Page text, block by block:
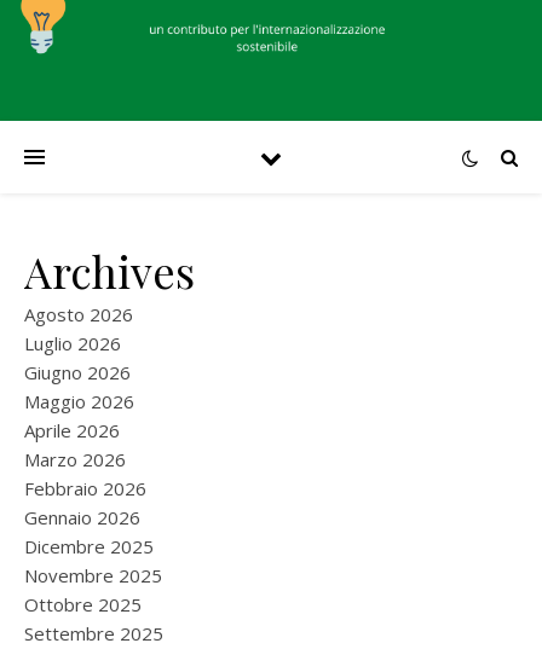
Archives
Agosto 2026
Luglio 2026
Giugno 2026
Maggio 2026
Aprile 2026
Marzo 2026
Febbraio 2026
Gennaio 2026
Dicembre 2025
Novembre 2025
Ottobre 2025
Settembre 2025